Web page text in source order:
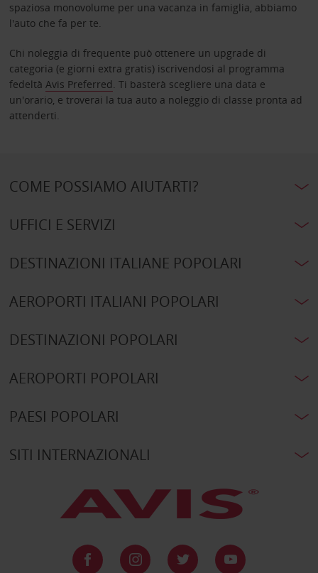
spaziosa monovolume per una vacanza in famiglia, abbiamo
l'auto che fa per te.
Chi noleggia di frequente può ottenere un upgrade di
categoria (e giorni extra gratis) iscrivendosi al programma
fedeltà Avis Preferred. Ti basterà scegliere una data e
un'orario, e troverai la tua auto a noleggio di classe pronta ad
attenderti.
COME POSSIAMO AIUTARTI?
UFFICI E SERVIZI
DESTINAZIONI ITALIANE POPOLARI
AEROPORTI ITALIANI POPOLARI
DESTINAZIONI POPOLARI
AEROPORTI POPOLARI
PAESI POPOLARI
SITI INTERNAZIONALI